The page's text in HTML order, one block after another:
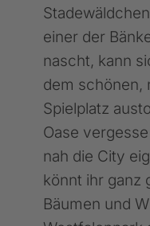
einer der
nascht, kann
dem schönen,
Spielplatz
Oase
nah die City
könnt ihr ganz
Bäumen und